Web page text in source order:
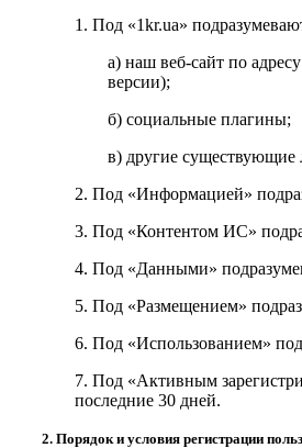
1. Под «1kr.ua»
а) наш веб-сайт по
версии);
б) социальные плагины;
в) другие существующие
2. Под «Информацией»
3. Под «Контентом ИС»
4. Под «Данными»
5. Под «Размещением»
6. Под «Использованием»
7. Под «Активным
последние 30 дней.
2. Порядок и условия регистрации